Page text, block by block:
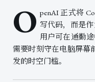
O penAI 正式将
写代码，而是
用户可在通勤
需要时刻守在电脑屏幕
发的时空门槛。